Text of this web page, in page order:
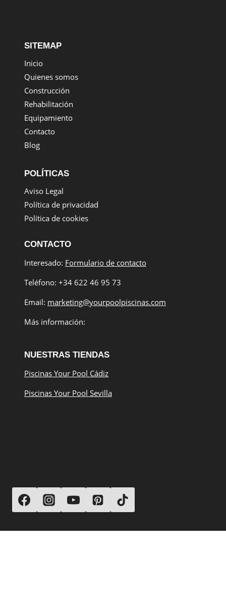
SITEMAP
Inicio
Quienes somos
Construcción
Rehabilitación
Equipamiento
Contacto
Blog
POLÍTICAS
Aviso Legal
Política de privacidad
Política de cookies
CONTACTO
Interesado: Formulario de contacto
Teléfono: +34 622 46 95 73
Email: marketing@yourpoolpiscinas.com
Más información:
NUESTRAS TIENDAS
Piscinas Your Pool Cádiz
Piscinas Your Pool Sevilla